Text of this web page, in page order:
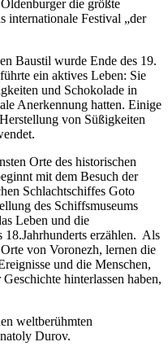
die größte
internationale Festival „der
Baustil wurde Ende des 19.
ein aktives Leben: Sie
und Schokolade in
Anerkennung hatten. Einige
von Süßigkeiten
Orte des historischen
mit dem Besuch der
Schlachtschiffes Goto
des Schiffsmuseums
Leben und die
18.Jahrhunderts erzählen. Als
von Voronezh, lernen die
und die Menschen,
hinterlassen haben,
weltberühmten
Durov.